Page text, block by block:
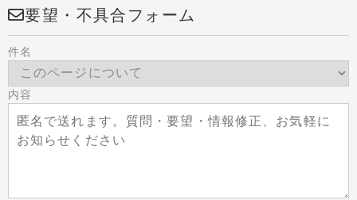
要望・不具合フォーム
件名
内容